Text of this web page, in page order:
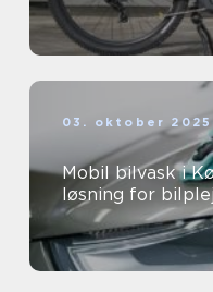
03. oktober 2025
Mobil bilvask i
løsning for